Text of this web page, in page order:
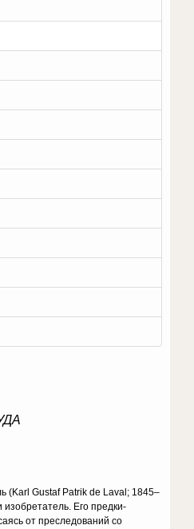
(Karl Gustaf Patrik de Laval; 1845–
Его предки-
от преследований со